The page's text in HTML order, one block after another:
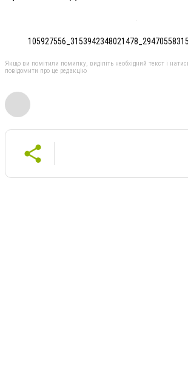
Якщо ви помітили помилку, виділіть необхідний текст і
повідомити про це редакцію